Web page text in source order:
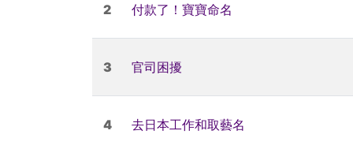
2 付款了！寶寶命名
3 官司困擾
4 去日本工作和取藝名